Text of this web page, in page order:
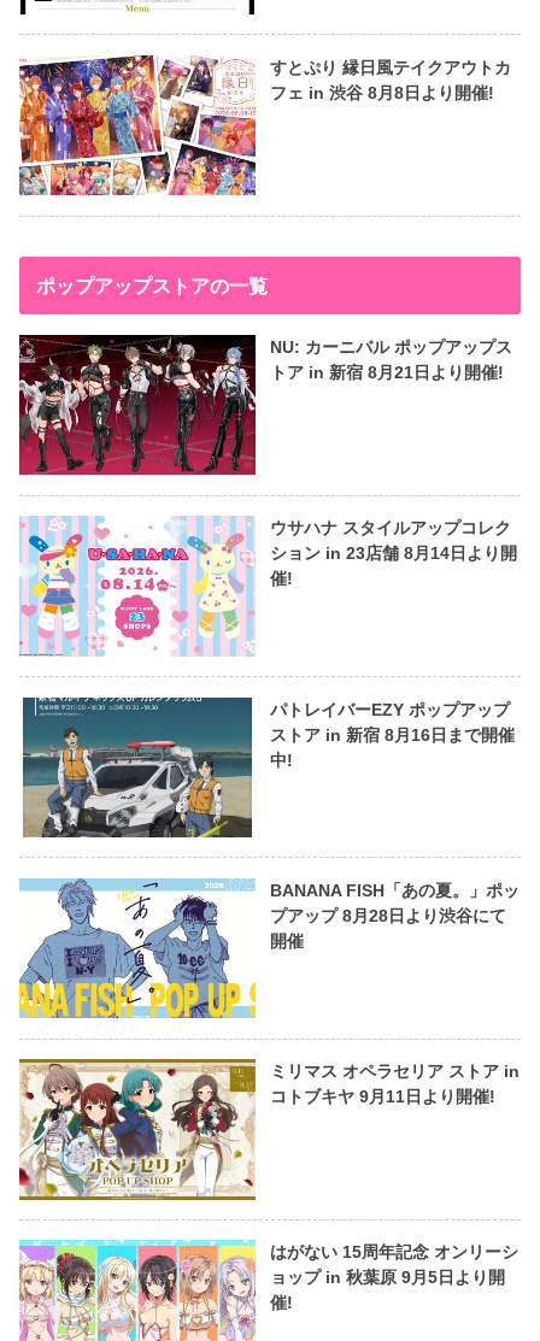
すとぷり 縁日風テイクアウトカ
フェ in 渋谷 8月8日より開催!
ポップアップストアの一覧
NU: カーニバル ポップアップス
トア in 新宿 8月21日より開催!
ウサハナ スタイルアップコレク
ション in 23店舗 8月14日より開
催!
パトレイバーEZY ポップアップ
ストア in 新宿 8月16日まで開催
中!
BANANA FISH「あの夏。」ポッ
プアップ 8月28日より渋谷にて
開催
ミリマス オペラセリア ストア in
コトブキヤ 9月11日より開催!
はがない 15周年記念 オンリーシ
ョップ in 秋葉原 9月5日より開
催!